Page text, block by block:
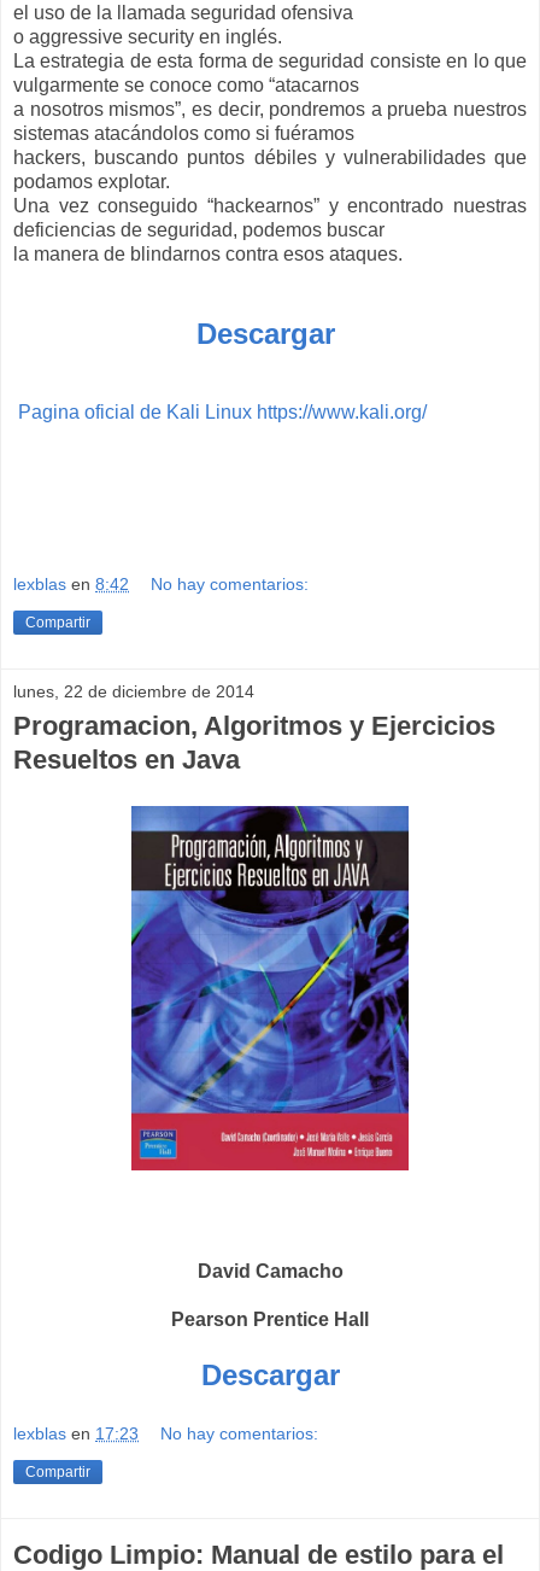
el uso de la llamada seguridad ofensiva
o aggressive security en inglés.
La estrategia de esta forma de seguridad consiste en lo que
vulgarmente se conoce como “atacarnos
a nosotros mismos”, es decir, pondremos a prueba nuestros
sistemas atacándolos como si fuéramos
hackers, buscando puntos débiles y vulnerabilidades que
podamos explotar.
Una vez conseguido “hackearnos” y encontrado nuestras
deficiencias de seguridad, podemos buscar
la manera de blindarnos contra esos ataques.
Descargar
Pagina oficial de Kali Linux https://www.kali.org/
lexblas en 8:42 No hay comentarios:
Compartir
lunes, 22 de diciembre de 2014
Programacion, Algoritmos y Ejercicios
Resueltos en Java
David Camacho
Pearson Prentice Hall
Descargar
lexblas en 17:23 No hay comentarios:
Compartir
Codigo Limpio: Manual de estilo para el